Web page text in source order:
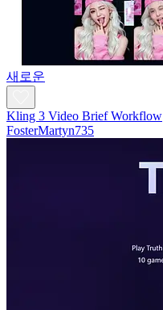
새로운
Kling 3 Video Brief Workflow
FosterMartyn735